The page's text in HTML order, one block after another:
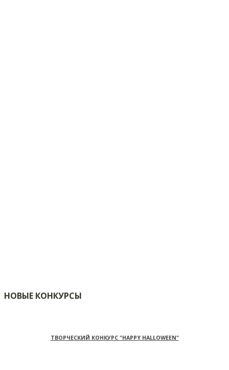
НОВЫЕ КОНКУРСЫ
ТВОРЧЕСКИЙ КОНКУРС "HAPPY HALLOWEEN"